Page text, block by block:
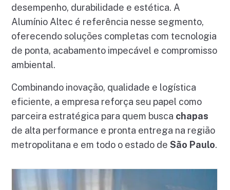
desempenho, durabilidade e estética. A
Alumínio Altec é referência nesse segmento,
oferecendo soluções completas com tecnologia
de ponta, acabamento impecável e compromisso
ambiental.
Combinando inovação, qualidade e logística
eficiente, a empresa reforça seu papel como
parceira estratégica para quem busca chapas
de alta performance e pronta entrega na região
metropolitana e em todo o estado deSão Paulo.